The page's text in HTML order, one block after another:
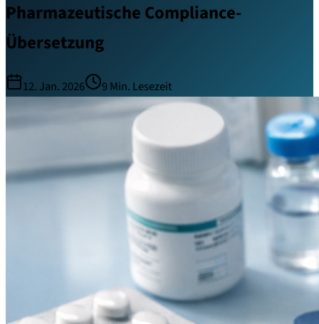
Pharmazeutische Compliance-
Übersetzung
12. Jan. 2026 9Min. Lesezeit